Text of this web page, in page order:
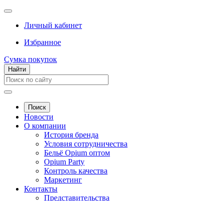
Личный кабинет
Избранное
Сумка покупок
Найти
Поиск
Новости
О компании
История бренда
Условия сотрудничества
Бельё Opium оптом
Opium Party
Контроль качества
Маркетинг
Контакты
Представительства